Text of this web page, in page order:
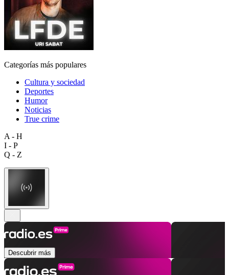
Categorías más populares
Cultura y sociedad
Deportes
Humor
Noticias
True crime
A - H
I - P
Q - Z
Descubrir más